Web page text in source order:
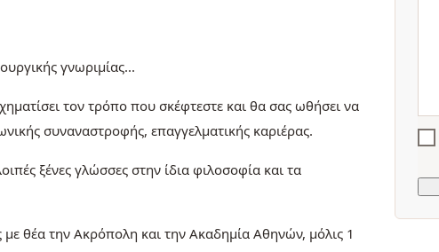
γνωριμίας...
τον τρόπο που σκέφτεστε και θα σας ωθήσει να
συναναστροφής, επαγγελματικής καριέρας.
ξένες γλώσσες στην ίδια φιλοσοφία και τα
θέα την Ακρόπολη και την Ακαδημία Αθηνών, μόλις 1